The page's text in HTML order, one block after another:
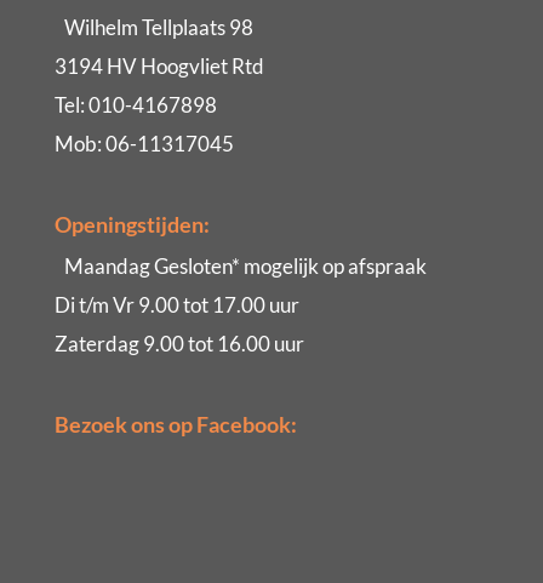
Wilhelm Tellplaats 98
3194 HV Hoogvliet Rtd
Tel: 010-4167898
Mob: 06-11317045
Openingstijden:
Maandag Gesloten* mogelijk op afspraak
Di t/m Vr 9.00 tot 17.00 uur
Zaterdag 9.00 tot 16.00 uur
Bezoek ons op Facebook: